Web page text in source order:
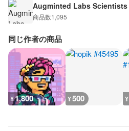
Augminted Labs Scientists
商品数1,095
同じ作者の商品
¥1,800 ¥500 ¥